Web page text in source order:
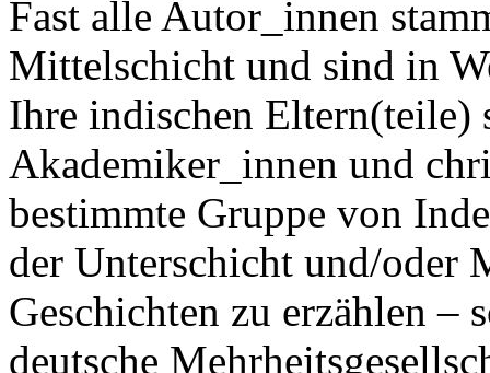
Fast alle Autor_innen
Mittelschicht und sind in
Ihre indischen Eltern(teile)
Akademiker_innen und
bestimmte Gruppe von
der Unterschicht und/oder
Geschichten zu erzählen
deutsche